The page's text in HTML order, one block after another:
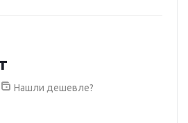
Нашли дешевле?